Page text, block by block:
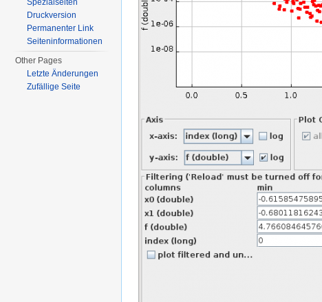
Spezialseiten
Druckversion
Permanenter Link
Seiten­informationen
Other Pages
Letzte Änderungen
Zufällige Seite